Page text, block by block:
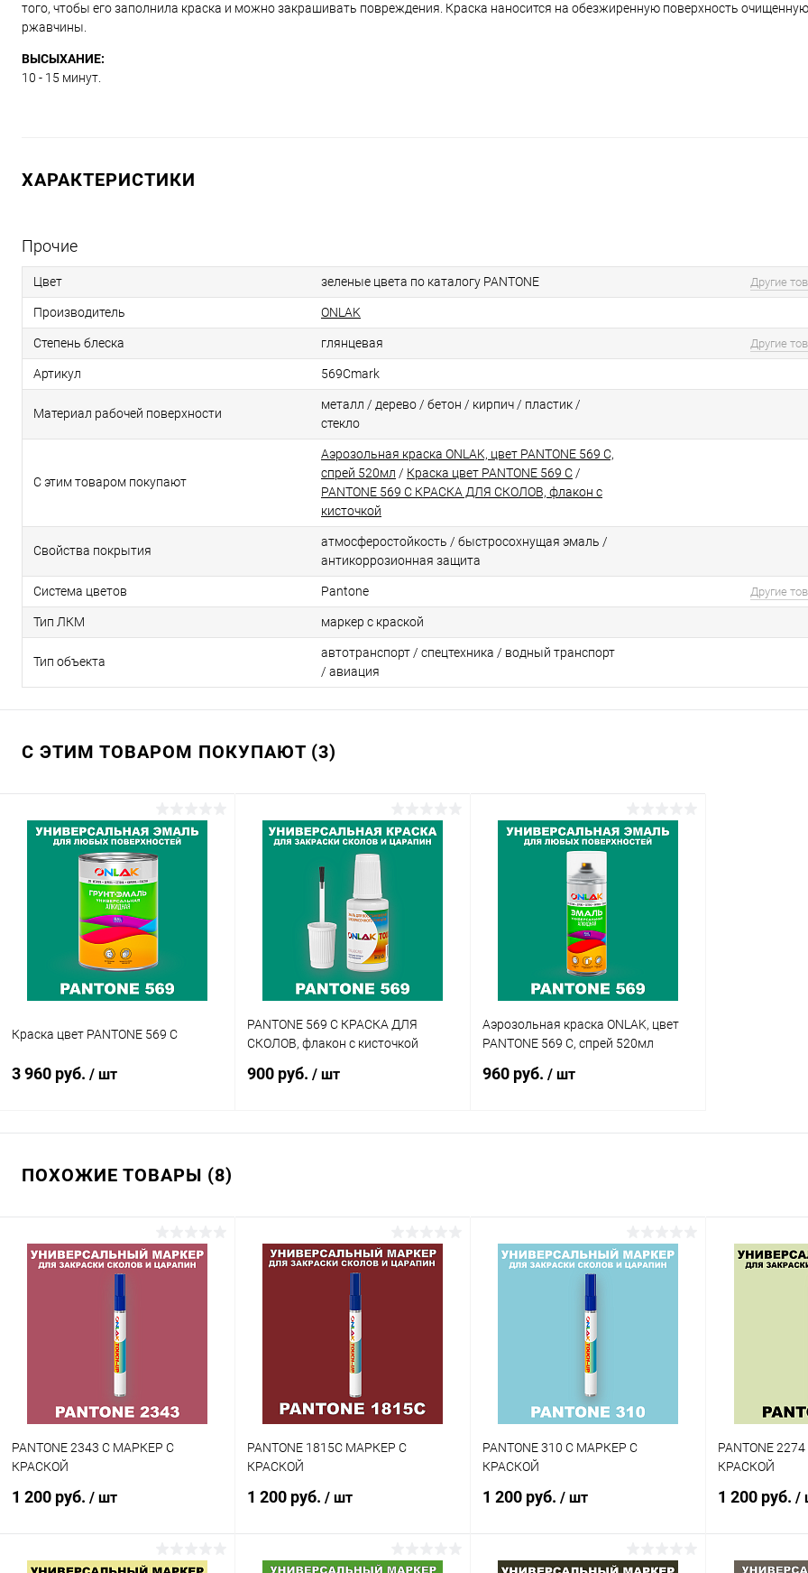
того, чтобы его заполнила краска и можно закрашивать повреждения. Краска наносится на обезжиренную поверхность
ржавчины.
ВЫСЫХАНИЕ:
10 - 15 минут.
ХАРАКТЕРИСТИКИ
Прочие
Цвет зеленые цвета по каталогу PANTONE Другие
Производитель ONLAK
Степень блеска глянцевая Другие
Артикул 569Cmark
Материал рабочей поверхности
металл / дерево / бетон / кирпич / пластик /
стекло
С этим товаром покупают
Аэрозольная краска ONLAK, цвет PANTONE 569 C,
спрей 520мл / Краска цвет PANTONE 569 C /
PANTONE 569 C КРАСКА ДЛЯ СКОЛОВ, флакон с
кисточкой
Свойства покрытия
атмосферостойкоcть / быстросохнущая эмаль /
антикоррозионная защита
Система цветов Pantone Другие
Тип ЛКМ маркер с краской
Тип объекта
автотранспорт / спецтехника / водный транспорт
/ авиация
С ЭТИМ ТОВАРОМ ПОКУПАЮТ (3)
Краска цвет PANTONE 569 C
3 960 руб. / шт
Цвет:
полуматовая
PANTONE 569 C КРАСКА ДЛЯ
СКОЛОВ, флакон с кисточкой
900 руб. / шт
Цвет:
матовая
Аэрозольная краска ONLAK, цвет
PANTONE 569 C, спрей 520мл
960 руб. / шт
Цвет:
ПОХОЖИЕ ТОВАРЫ (8)
PANTONE 2343 C МАРКЕР С
КРАСКОЙ
1 200 руб. / шт
PANTONE 1815C МАРКЕР С
КРАСКОЙ
1 200 руб. / шт
PANTONE 310 C МАРКЕР С
КРАСКОЙ
1 200 руб. / шт
PANTONE
КРАСКОЙ
1 200 руб. /